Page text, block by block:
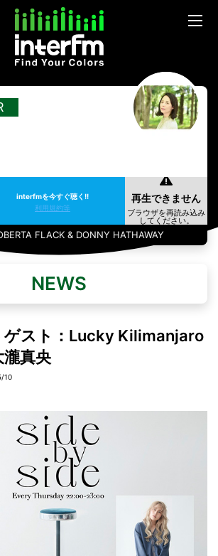
interfmを今すぐ聴く!!
利用規約等
FLACK & DONNY HATHAWAY
NEWS
スト：Lucky Kilimanjaro
瀧真央
10